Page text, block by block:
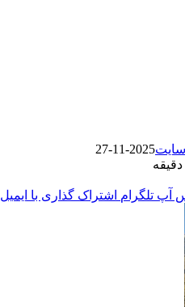
2025-11-27
آپ تلگرام اشتراک گذاری با ایمیل